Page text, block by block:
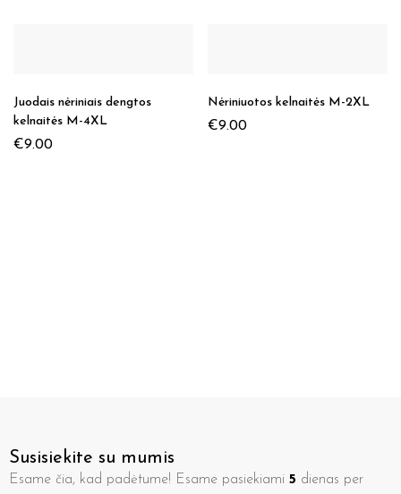
Juodais nėriniais dengtos
kelnaitės M-4XL
€9.00
Nėriniuotos kelnaitės M-2XL
€9.00
Susisiekite su mumis
Esame čia, kad padėtume! Esame pasiekiami 5 dienas per